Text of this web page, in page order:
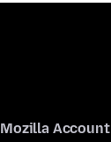
Mozilla Account